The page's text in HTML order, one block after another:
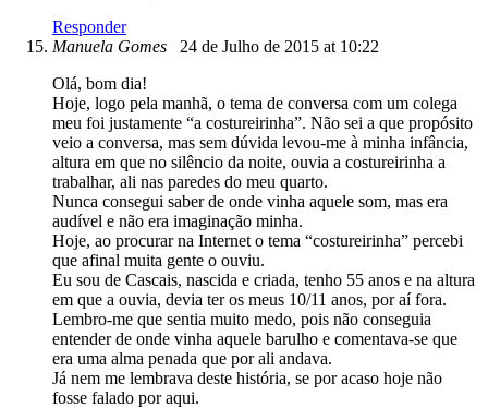
Responder
Manuela Gomes
24 de Julho de 2015 at 10:22
Olá, bom dia!
Hoje, logo pela manhã, o tema de conversa com um colega
meu foi justamente “a costureirinha”. Não sei a que propósito
veio a conversa, mas sem dúvida levou-me à minha infância,
altura em que no silêncio da noite, ouvia a costureirinha a
trabalhar, ali nas paredes do meu quarto.
Nunca consegui saber de onde vinha aquele som, mas era
audível e não era imaginação minha.
Hoje, ao procurar na Internet o tema “costureirinha” percebi
que afinal muita gente o ouviu.
Eu sou de Cascais, nascida e criada, tenho 55 anos e na altura
em que a ouvia, devia ter os meus 10/11 anos, por aí fora.
Lembro-me que sentia muito medo, pois não conseguia
entender de onde vinha aquele barulho e comentava-se que
era uma alma penada que por ali andava.
Já nem me lembrava deste história, se por acaso hoje não
fosse falado por aqui.